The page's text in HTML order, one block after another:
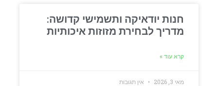
חנות יודאיקה ותשמישי קדושה:
מדריך לבחירת מזוזות איכותיות
קרא עוד »
מאי 3, 2026 אין תגובות